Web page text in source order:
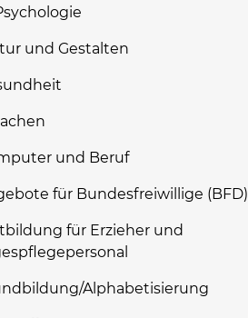
und Gestalten
und Beruf
für Bundesfreiwillige (BFD)
für Erzieher und
Alphabetisierung